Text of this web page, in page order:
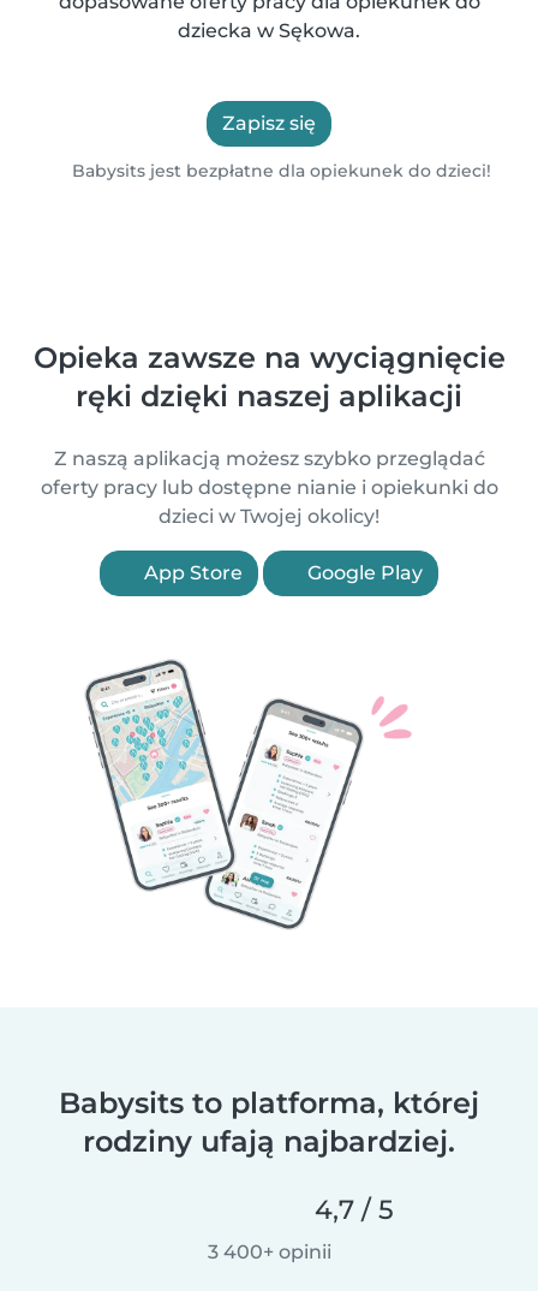
dziecka w Sękowa.
Zapisz się
Babysits jest bezpłatne dla opiekunek do dzieci!
Opieka zawsze na wyciągnięcie
ręki dzięki naszej aplikacji
Z naszą aplikacją możesz szybko przeglądać
oferty pracy lub dostępne nianie i opiekunki do
dzieci w Twojej okolicy!
App Store Google Play
Babysits to platforma, której
rodziny ufają najbardziej.
4,7 / 5
3 400+ opinii